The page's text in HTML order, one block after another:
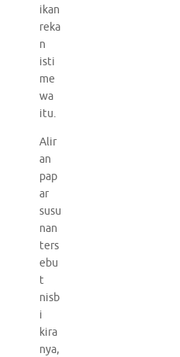
ikan
reka
n
isti
me
wa
itu.
Alir
an
pap
ar
susu
nan
ters
ebu
t
nisb
i
kira
nya,